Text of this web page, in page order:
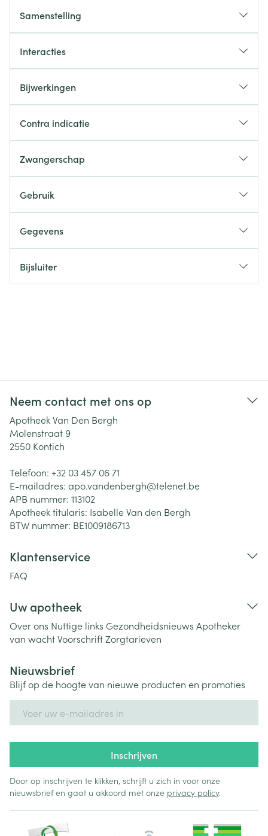
Samenstelling
Interacties
Bijwerkingen
Contra indicatie
Zwangerschap
Gebruik
Gegevens
Bijsluiter
Neem contact met ons op
Apotheek Van Den Bergh
Molenstraat 9
2550 Kontich
Telefoon: +32 03 457 06 71
E-mailadres: apo.vandenbergh@telenet.be
APB nummer: 113102
Apotheek titularis: Isabelle Van den Bergh
BTW nummer: BE1009186713
Klantenservice
FAQ
Uw apotheek
Over ons Nuttige links Gezondheidsnieuws Apotheker
van wachtVoorschriftZorgtarieven
Nieuwsbrief
Blijf op de hoogte van nieuwe producten en promoties
Inschrijven
Door op inschrijven te klikken, schrijft u zich in voor onze
nieuwsbrief en gaat u akkoord met onze privacy policy.